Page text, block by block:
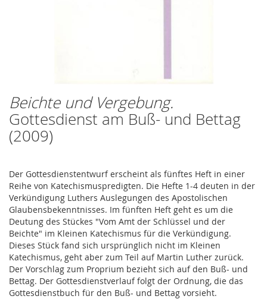
Beichte und Vergebung.
Gottesdienst am Buß- und Bettag
(2009)
Der Gottesdienstentwurf erscheint als fünftes Heft in einer
Reihe von Katechismuspredigten. Die Hefte 1-4 deuten in der
Verkündigung Luthers Auslegungen des Apostolischen
Glaubensbekenntnisses. Im fünften Heft geht es um die
Deutung des Stückes "Vom Amt der Schlüssel und der
Beichte" im Kleinen Katechismus für die Verkündigung.
Dieses Stück fand sich ursprünglich nicht im Kleinen
Katechismus, geht aber zum Teil auf Martin Luther zurück.
Der Vorschlag zum Proprium bezieht sich auf den Buß- und
Bettag. Der Gottesdienstverlauf folgt der Ordnung, die das
Gottesdienstbuch für den Buß- und Bettag vorsieht.
Zum
Anfang
der
Bildergalerie
springen